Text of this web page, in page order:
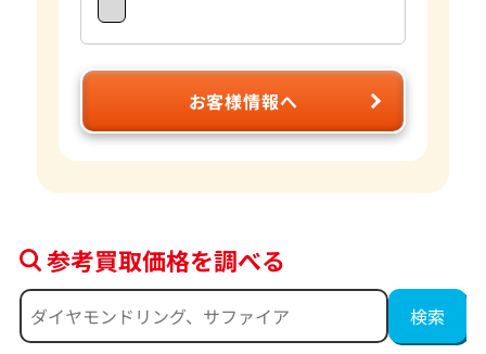
お客様情報へ
参考買取価格を調べる